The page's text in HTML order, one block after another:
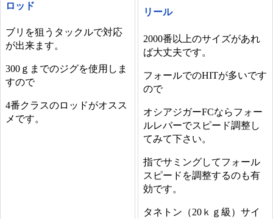
ロッド
ブリを狙うタックルで対応
が出来ます。
300ｇまでのジグを使用しま
すので
4番クラスのロッドがオスス
メです。
リール
2000番以上のサイズがあれ
ば大丈夫です。
フォールでのHITが多いです
ので
オシアジガーFCならフォー
ルレバーでスピード調整し
てみて下さい。
指でサミングしてフォール
スピードを調整するのも有
効です。
タネトン（20ｋｇ級）サイ